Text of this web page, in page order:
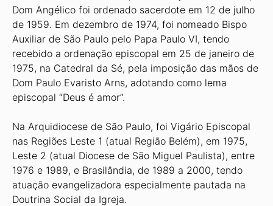
Dom Angélico foi ordenado sacerdote em 12 de julho
de 1959. Em dezembro de 1974, foi nomeado Bispo
Auxiliar de São Paulo pelo Papa Paulo VI, tendo
recebido a ordenação episcopal em 25 de janeiro de
1975, na Catedral da Sé, pela imposição das mãos de
Dom Paulo Evaristo Arns, adotando como lema
episcopal “Deus é amor”.
Na Arquidiocese de São Paulo, foi Vigário Episcopal
nas Regiões Leste 1 (atual Região Belém), em 1975,
Leste 2 (atual Diocese de São Miguel Paulista), entre
1976 e 1989, e Brasilândia, de 1989 a 2000, tendo
atuação evangelizadora especialmente pautada na
Doutrina Social da Igreja.